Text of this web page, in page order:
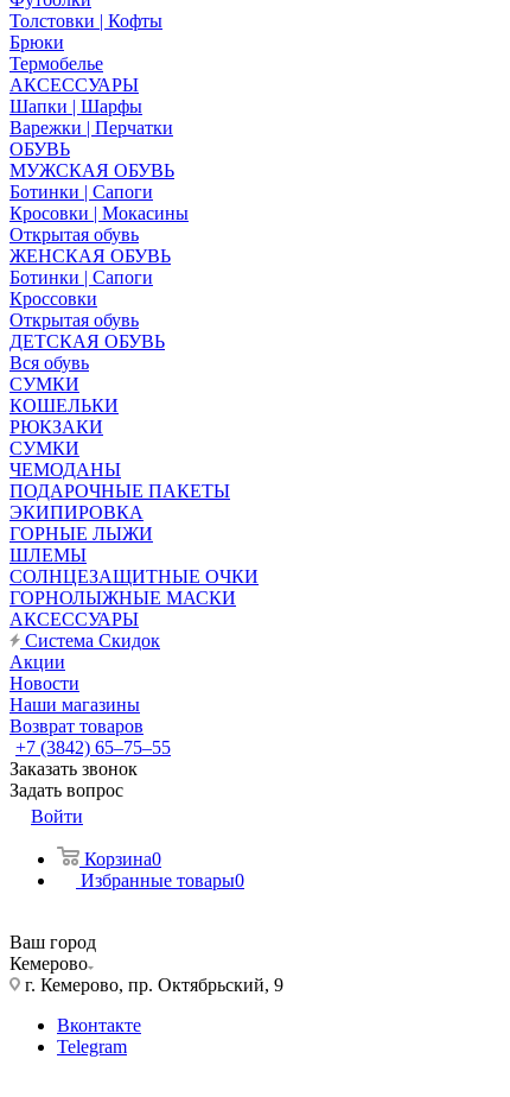
Толстовки | Кофты
Брюки
Термобелье
АКСЕССУАРЫ
Шапки | Шарфы
Варежки | Перчатки
ОБУВЬ
МУЖСКАЯ ОБУВЬ
Ботинки | Сапоги
Кросовки | Мокасины
Открытая обувь
ЖЕНСКАЯ ОБУВЬ
Ботинки | Сапоги
Кроссовки
Открытая обувь
ДЕТСКАЯ ОБУВЬ
Вся обувь
СУМКИ
КОШЕЛЬКИ
РЮКЗАКИ
СУМКИ
ЧЕМОДАНЫ
ПОДАРОЧНЫЕ ПАКЕТЫ
ЭКИПИРОВКА
ГОРНЫЕ ЛЫЖИ
ШЛЕМЫ
СОЛНЦЕЗАЩИТНЫЕ ОЧКИ
ГОРНОЛЫЖНЫЕ МАСКИ
АКСЕССУАРЫ
Система Скидок
Акции
Новости
Наши магазины
Возврат товаров
+7 (3842) 65–75–55
Заказать звонок
Задать вопрос
Войти
Корзина0
Избранные товары0
Ваш город
Кемерово
г. Кемерово, пр. Октябрьский, 9
Вконтакте
Telegram